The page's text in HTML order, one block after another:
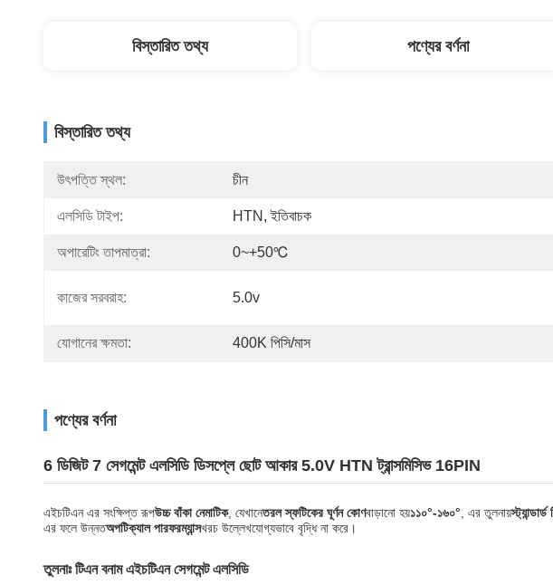
বিস্তারিত তথ্য পণ্যের বর্ণনা
বিস্তারিত তথ্য
উৎপত্তি স্থল: চীন
এলসিডি টাইপ: HTN, ইতিবাচক
অপারেটিং তাপমাত্রা: 0~+50℃
কাজের সরবরাহ: 5.0v
যোগানের ক্ষমতা: 400K পিসি/মাস
পণ্যের বর্ণনা
6 ডিজিট 7 সেগমেন্ট এলসিডি ডিসপ্লে ছোট আকার 5.0V HTN ট্রান্সমিসিভ 16PIN
এইচটিএন এর সংক্ষিপ্ত রূপউচ্চ বাঁকা নেমাটিক, যেখানেতরল স্ফটিকের ঘূর্ণন কোণবাড়ানো হয়১১০°-১৬০° , এর তুলনায়
এর ফলে উন্নতঅপটিক্যাল পারফরম্যান্সখরচ উল্লেখযোগ্যভাবে বৃদ্ধি না করে।
তুলনাঃ টিএন বনাম এইচটিএন সেগমেন্ট এলসিডি